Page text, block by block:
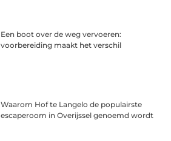
Een boot over de weg vervoeren:
voorbereiding maakt het verschil
Waarom Hof te Langelo de populairste
escaperoom in Overijssel genoemd wordt